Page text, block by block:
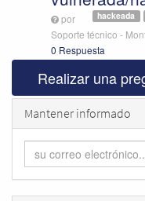
hackeada
por
Soporte técnico -
0 Respuesta
Realizar una
Mantener informado